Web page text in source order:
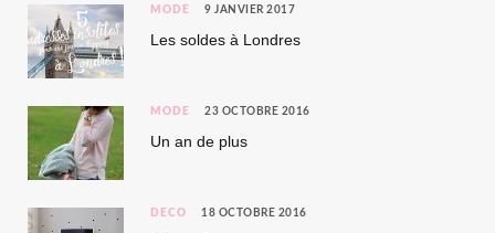
MODE 9 JANVIER 2017
Les soldes à Londres
MODE 23 OCTOBRE 2016
Un an de plus
DÉCO 18 OCTOBRE 2016